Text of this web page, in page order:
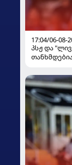
17:04/06-08-
პსჟ და